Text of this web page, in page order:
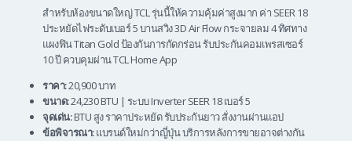
สำหรับห้องขนาดใหญ่ TCL รุ่นนี้ให้ความคุ้มค่าสูงมาก ค่า SEER 18
ประหยัดไฟระดับเบอร์ 5 บานสวิง 3D Air Flow กระจายลม 4 ทิศทาง
แผงฟิน Titan Gold ป้องกันการกัดกร่อน รับประกันคอมเพรสเซอร์
10 ปี ควบคุมผ่าน TCL Home App
ราคา:20,900 บาท
ขนาด:24,230 BTU | ระบบ Inverter SEER 18 เบอร์ 5
จุดเด่น:BTU สูง ราคาประหยัด รับประกันยาว สั่งงานผ่านแอป
ข้อพิจารณา:แบรนด์ใหม่กว่าญี่ปุ่น บริการหลังการขายอาจต่างกัน